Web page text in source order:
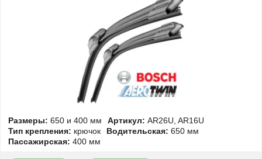
Размеры: 650 и 400 мм Артикул: AR26U, AR16U
Тип крепления: крючок Водительская: 650 мм
Пассажирская: 400 мм